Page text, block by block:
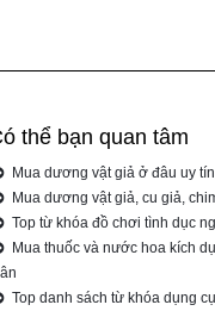
thể bạn quan tâm
Mua dương vật giả ở đâu uy
Mua dương vật giả, cu giả,
Top từ khóa đồ chơi tình dục
Mua thuốc và nước hoa kích
Top danh sách từ khóa dụng